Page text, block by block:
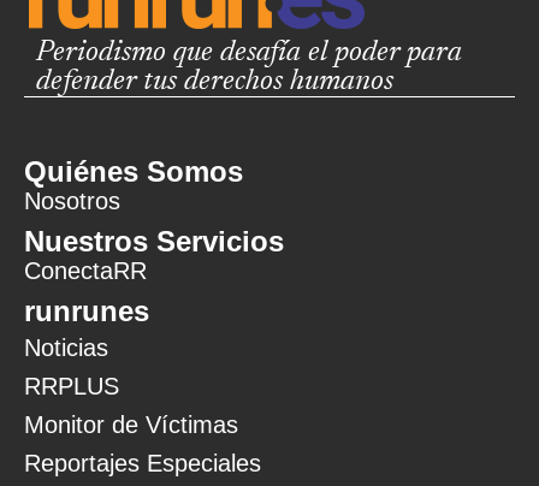
Periodismo que desafía el poder para
defender tus derechos humanos
Quiénes Somos
Nosotros
Nuestros Servicios
ConectaRR
runrunes
Noticias
RRPLUS
Monitor de Víctimas
Reportajes Especiales